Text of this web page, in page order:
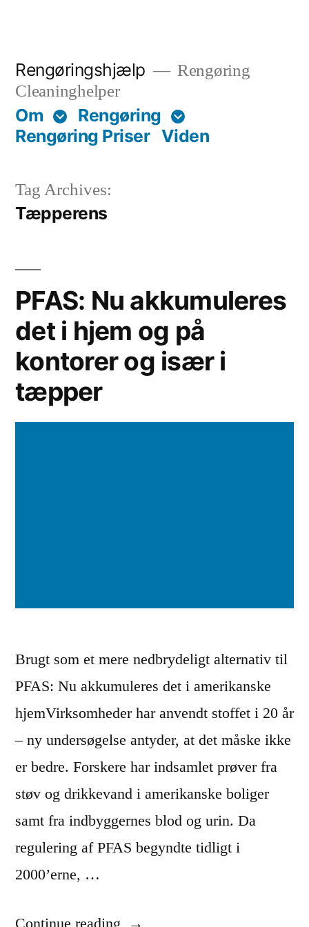
content
Rengøringshjælp
Rengøring
Cleaninghelper
Om
Rengøring
Rengøring Priser Viden
Tag Archives:
Tæpperens
PFAS: Nu akkumuleres
det i hjem og på
kontorer og især i
tæpper
Brugt som et mere nedbrydeligt alternativ til
PFAS: Nu akkumuleres det i amerikanske
hjemVirksomheder har anvendt stoffet i 20 år
– ny undersøgelse antyder, at det måske ikke
er bedre. Forskere har indsamlet prøver fra
støv og drikkevand i amerikanske boliger
samt fra indbyggernes blod og urin. Da
regulering af PFAS begyndte tidligt i
2000’erne, …
Continue reading